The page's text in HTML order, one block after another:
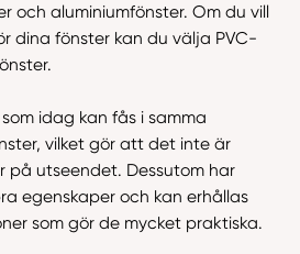
och aluminiumfönster. Om du vill
dina fönster kan du välja PVC-
idag kan fås i samma
vilket gör att det inte är
på utseendet. Dessutom har
egenskaper och kan erhållas
som gör de mycket praktiska.